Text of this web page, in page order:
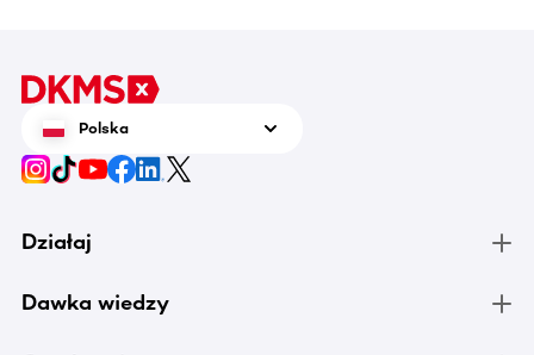
Polska
Działaj
Dawka wiedzy